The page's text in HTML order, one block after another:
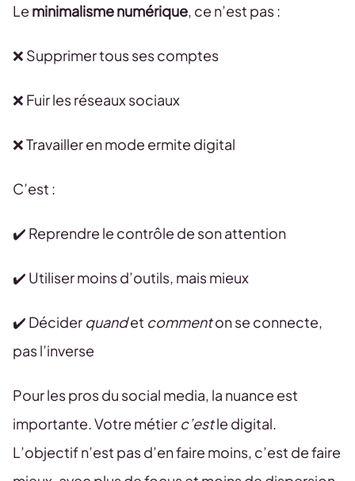
Le minimalisme numérique, ce n’est pas :
❌ Supprimer tous ses comptes
❌ Fuir les réseaux sociaux
❌ Travailler en mode ermite digital
C’est :
✔️ Reprendre le contrôle de son attention
✔️ Utiliser moins d’outils, mais mieux
✔️ Décider quandet commenton se connecte,
pas l’inverse
Pour les pros du social media, la nuance est
importante. Votre métier c’estle digital.
L’objectif n’est pas d’en faire moins, c’est de faire